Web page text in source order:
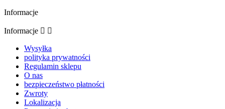
Informacje
Informacje  
Wysyłka
polityka prywatności
Regulamin sklepu
O nas
bezpieczeństwo płatności
Zwroty
Lokalizacja